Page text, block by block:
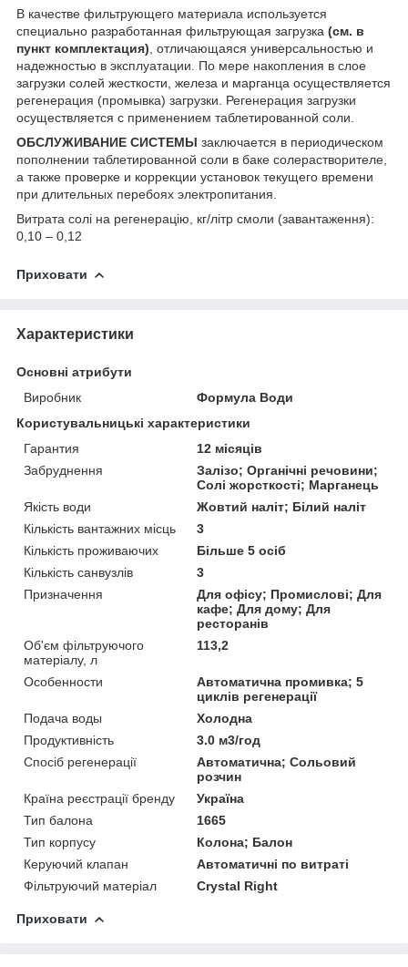
В качестве фильтрующего материала используется
специально разработанная фильтрующая загрузка (см. в
пункт комплектация) , отличающаяся универсальностью и
надежностью в эксплуатации. По мере накопления в слое
загрузки солей жесткости, железа и марганца осуществляется
регенерация (промывка) загрузки. Регенерация загрузки
осуществляется с применением таблетированной соли.
ОБСЛУЖИВАНИЕ СИСТЕМЫ заключается в периодическом
пополнении таблетированной соли в баке солерастворителе,
а также проверке и коррекции установок текущего времени
при длительных перебоях электропитания.
Витрата солі на регенерацію, кг/літр смоли (завантаження):
0,10 – 0,12
Приховати
Характеристики
Основні атрибути
Виробник
Формула Води
Користувальницькі характеристики
Гарантия
12 місяців
Забруднення
Залізо; Органічні речовини;
Солі жорсткості; Марганець
Якість води
Жовтий наліт; Білий наліт
Кількість вантажних місць
3
Кількість проживаючих
Більше 5 осіб
Кількість санвузлів
3
Призначення
Для офісу; Промислові; Для
кафе; Для дому; Для
ресторанів
Об'єм фільтруючого
матеріалу, л
113,2
Особенности
Автоматична промивка; 5
циклів регенерації
Подача воды
Холодна
Продуктивність
3.0 м3/год
Спосіб регенерації
Автоматична; Сольовий
розчин
Країна реєстрації бренду
Україна
Тип балона
1665
Тип корпусу
Колона; Балон
Керуючий клапан
Автоматичні по витраті
Фільтруючий матеріал
Crystal Right
Приховати